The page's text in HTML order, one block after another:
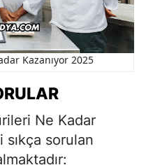
Kazanıyor 2025
Ne Kadar
sorulan